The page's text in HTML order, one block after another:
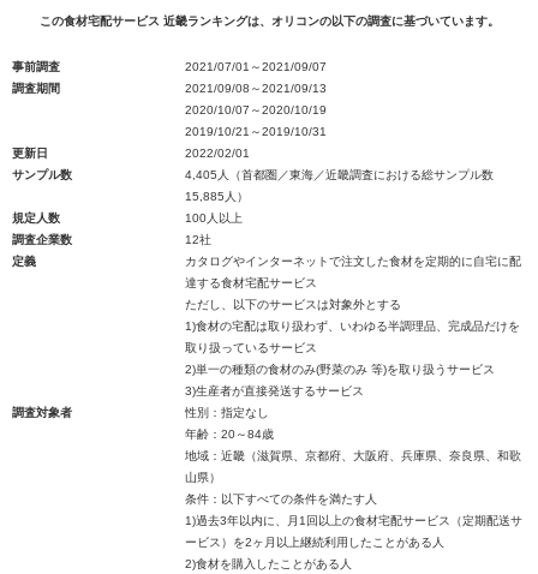
この食材宅配サービス 近畿ランキングは、オリコンの以下の調査に基づいています。
事前調査
2021/07/01～2021/09/07
調査期間
2021/09/08～2021/09/13
2020/10/07～2020/10/19
2019/10/21～2019/10/31
更新日
2022/02/01
サンプル数
4,405人（首都圏／東海／近畿調査における総サンプル数
15,885人）
規定人数
100人以上
調査企業数
12社
定義
カタログやインターネットで注文した食材を定期的に自宅に配
達する食材宅配サービス
ただし、以下のサービスは対象外とする
1)食材の宅配は取り扱わず、いわゆる半調理品、完成品だけを
取り扱っているサービス
2)単一の種類の食材のみ(野菜のみ 等)を取り扱うサービス
3)生産者が直接発送するサービス
調査対象者
性別：指定なし
年齢：20～84歳
地域：近畿（滋賀県、京都府、大阪府、兵庫県、奈良県、和歌
山県）
条件：以下すべての条件を満たす人
1)過去3年以内に、月1回以上の食材宅配サービス（定期配送サ
ービス）を2ヶ月以上継続利用したことがある人
2)食材を購入したことがある人